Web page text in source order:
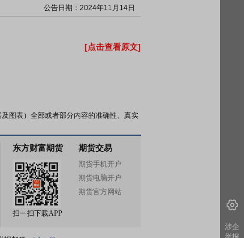
公告日期： 2024年11月14日
[点击查看原文]
图表）全部或者部分内容的准确性、真实
东方财富期货
扫一扫下载APP
期货交易
期货手机开户
期货电脑开户
期货官方网站
涉企